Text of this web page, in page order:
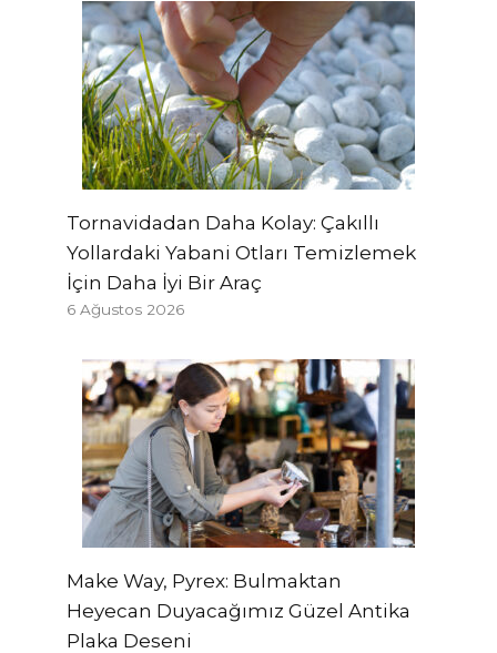
Tornavidadan Daha Kolay: Çakıllı
Yollardaki Yabani Otları Temizlemek
İçin Daha İyi Bir Araç
6 Ağustos 2026
Make Way, Pyrex: Bulmaktan
Heyecan Duyacağımız Güzel Antika
Plaka Deseni